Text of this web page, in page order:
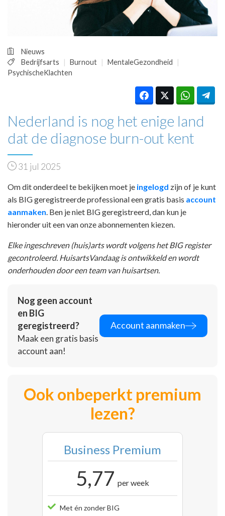
PRAKTIJKZAKEN
TARIEVEN
MEDISCHE VAKHANDEL
INLOGGEN
Nieuws
Bedrijfsarts
Burnout
MentaleGezondheid
PsychischeKlachten
Nederland is nog het enige land
dat de diagnose burn-out kent
31 jul 2025
Om dit onderdeel te bekijken moet je ingelogd zijn of je kunt
als BIG geregistreerde professional een gratis basis account
aanmaken. Ben je niet BIG geregistreerd, dan kun je
hieronder uit een van onze abonnementen kiezen.
Elke ingeschreven (huis)arts wordt volgens het BIG register
gecontroleerd. HuisartsVandaag is ontwikkeld en wordt
onderhouden door een team van huisartsen.
Nog geen account
en BIG
geregistreerd?
Maak een gratis basis
account aan!
Account aanmaken
Ook onbeperkt premium
lezen?
Business Premium
5,77 per week
Met én zonder BIG